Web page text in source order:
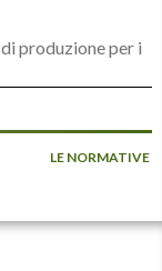
produzione per i
LE NORMATIVE